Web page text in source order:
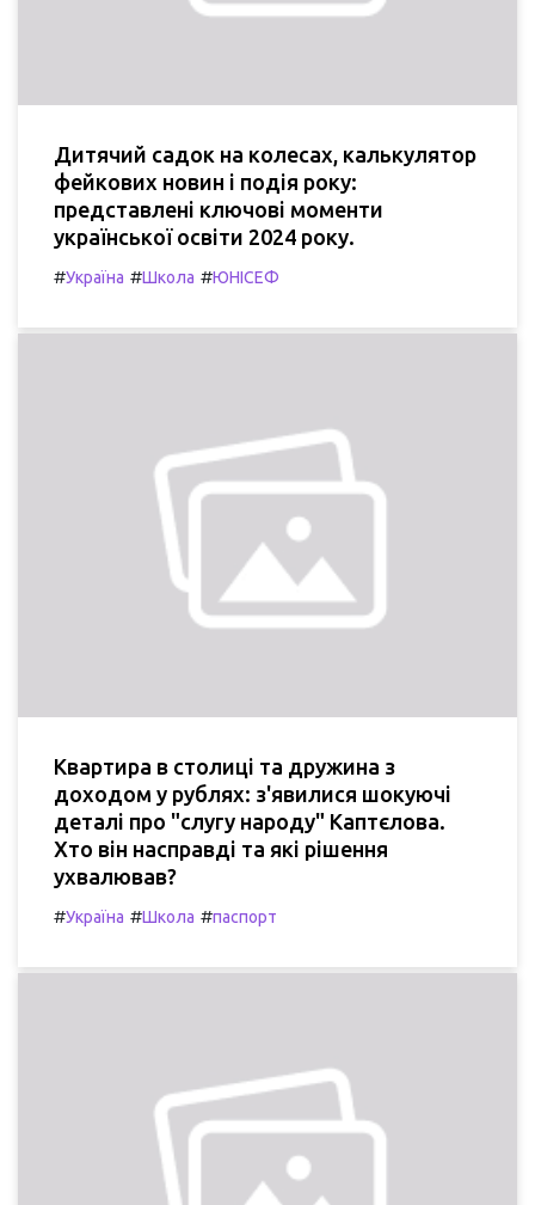
Дитячий садок на колесах, калькулятор
фейкових новин і подія року:
представлені ключові моменти
української освіти 2024 року.
#Україна #Школа #ЮНІСЕФ
Квартира в столиці та дружина з
доходом у рублях: з'явилися шокуючі
деталі про "слугу народу" Каптєлова.
Хто він насправді та які рішення
ухвалював?
#Україна #Школа #паспорт